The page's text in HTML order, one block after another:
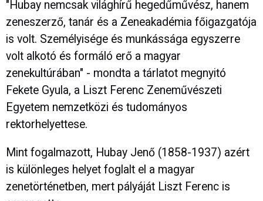
"Hubay nemcsak világhírű hegedűművész, hanem
zeneszerző, tanár és a Zeneakadémia főigazgatója
is volt. Személyisége és munkássága egyszerre
volt alkotó és formáló erő a magyar
zenekultúrában" - mondta a tárlatot megnyitó
Fekete Gyula, a Liszt Ferenc Zeneművészeti
Egyetem nemzetközi és tudományos
rektorhelyettese.
Mint fogalmazott, Hubay Jenő (1858-1937) azért
is különleges helyet foglalt el a magyar
zenetörténetben, mert pályáját Liszt Ferenc is